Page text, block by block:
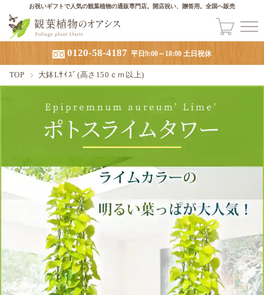
お祝いギフトで人気の観葉植物の通販専門店。開店祝い、贈答用。全国へ販売
0120-58-4187 平日9:00～18:00 土日祝休
TOP 大鉢Lｻｲｽﾞ(高さ150ｃｍ以上)